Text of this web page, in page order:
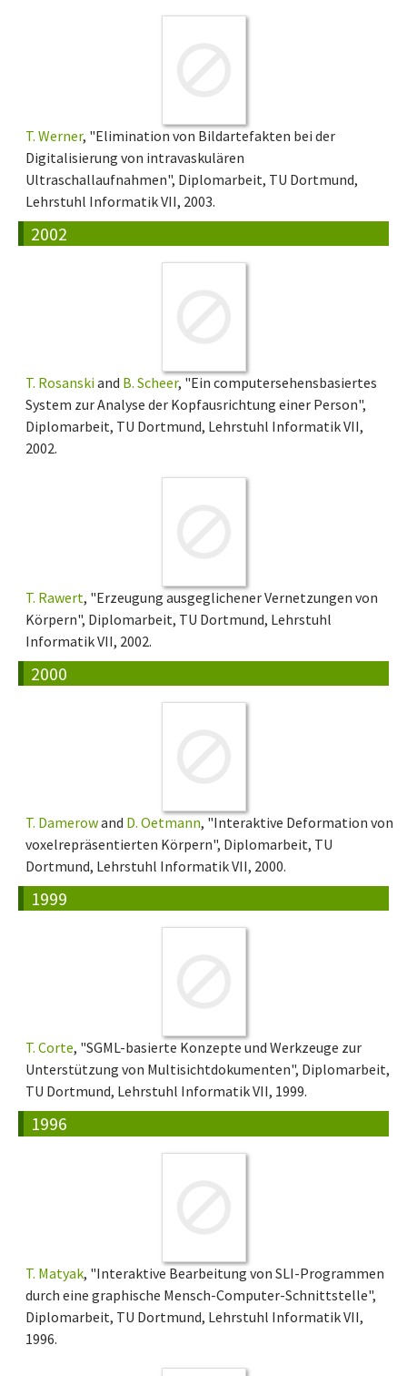
T. Werner, "Elimination von Bildartefakten bei der
Digitalisierung von intravaskulären
Ultraschallaufnahmen", Diplomarbeit, TU Dortmund,
Lehrstuhl Informatik VII, 2003.
2002
T. Rosanskiand B. Scheer, "Ein computersehensbasiertes
System zur Analyse der Kopfausrichtung einer Person",
Diplomarbeit, TU Dortmund, Lehrstuhl Informatik VII,
2002.
T. Rawert, "Erzeugung ausgeglichener Vernetzungen von
Körpern", Diplomarbeit, TU Dortmund, Lehrstuhl
Informatik VII, 2002.
2000
T. Damerowand D. Oetmann, "Interaktive Deformation von
voxelrepräsentierten Körpern", Diplomarbeit, TU
Dortmund, Lehrstuhl Informatik VII, 2000.
1999
T. Corte, "SGML-basierte Konzepte und Werkzeuge zur
Unterstützung von Multisichtdokumenten", Diplomarbeit,
TU Dortmund, Lehrstuhl Informatik VII, 1999.
1996
T. Matyak, "Interaktive Bearbeitung von SLI-Programmen
durch eine graphische Mensch-Computer-Schnittstelle",
Diplomarbeit, TU Dortmund, Lehrstuhl Informatik VII,
1996.